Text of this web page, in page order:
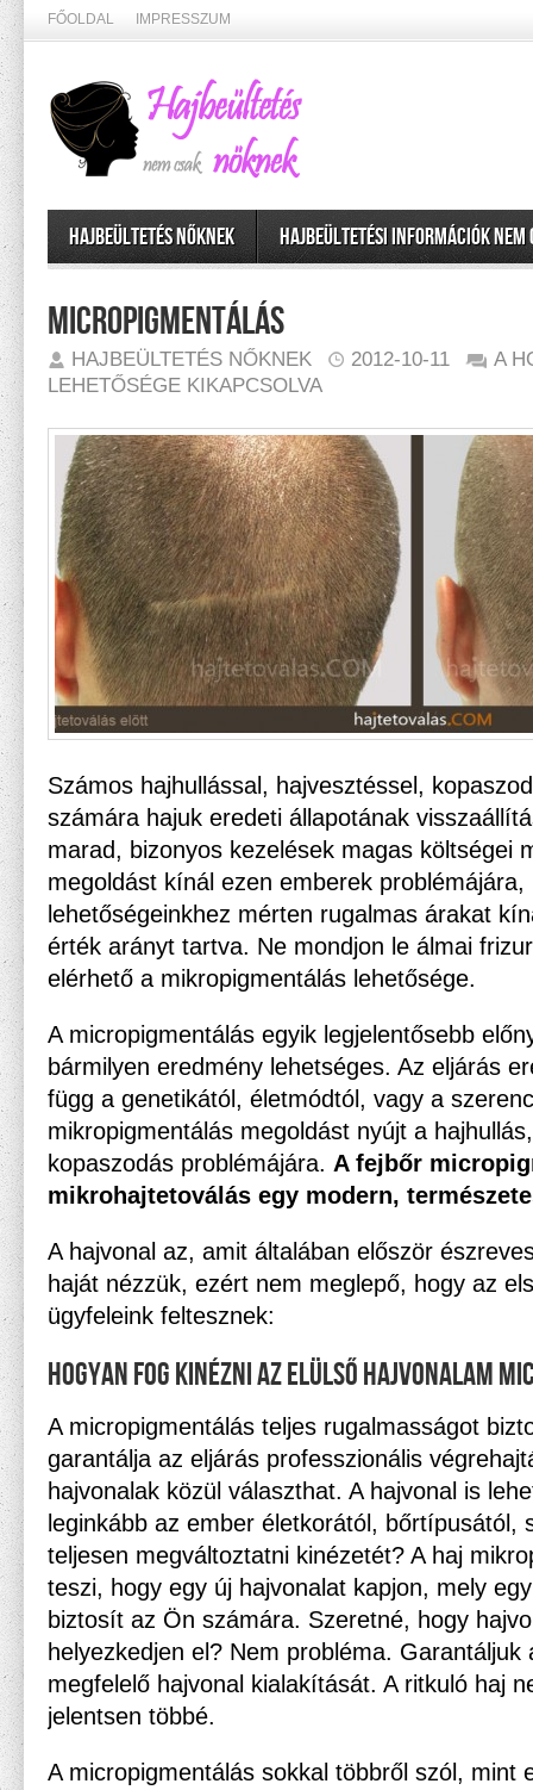
FŐOLDAL IMPRESSZUM
Hajbeültetés nőknek Hajbeültetési információk nem
Micropigmentálás
HAJBEÜLTETÉS NŐKNEK 2012-10-11
A
LEHETŐSÉGE KIKAPCSOLVA
Számos hajhullással, hajvesztéssel,
számára hajuk eredeti állapotának
marad, bizonyos kezelések magas költségei
megoldást kínál ezen emberek problémájára,
lehetőségeinkhez mérten rugalmas árakat
érték arányt tartva. Ne mondjon le álmai
elérhető a mikropigmentálás lehetősége.
A micropigmentálás egyik legjelentősebb
bármilyen eredmény lehetséges. Az eljárás
függ a genetikától, életmódtól, vagy a
mikropigmentálás megoldást nyújt a
kopaszodás problémájára. A fejbőr
mikrohajtetoválás egy modern,
A hajvonal az, amit általában először
haját nézzük, ezért nem meglepő, hogy az
ügyfeleink feltesznek:
Hogyan fog kinézni az elülső hajvonalam
A micropigmentálás teljes rugalmasságot
garantálja az eljárás professzionális
hajvonalak közül választhat. A hajvonal is
leginkább az ember életkorától, bőrtípusától,
teljesen megváltoztatni kinézetét? A haj
teszi, hogy egy új hajvonalat kapjon, mely
biztosít az Ön számára. Szeretné, hogy
helyezkedjen el? Nem probléma. Garantáljuk
megfelelő hajvonal kialakítását. A ritkuló haj
jelentsen többé.
A micropigmentálás sokkal többről szól, mint